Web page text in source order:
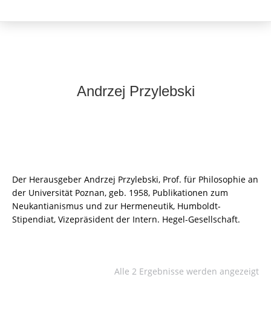
Andrzej Przylebski
Der Herausgeber Andrzej Przylebski, Prof. für Philosophie an
der Universität Poznan, geb. 1958, Publikationen zum
Neukantianismus und zur Hermeneutik, Humboldt-
Stipendiat, Vizepräsident der Intern. Hegel-Gesellschaft.
Alle 2 Ergebnisse werden angezeigt